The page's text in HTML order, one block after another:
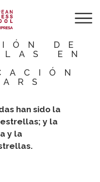
DE
EN
han sido la
y la
y la